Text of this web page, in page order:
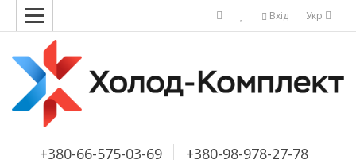
Укр
Вхід
+380-66-575-03-69 +380-98-978-27-78